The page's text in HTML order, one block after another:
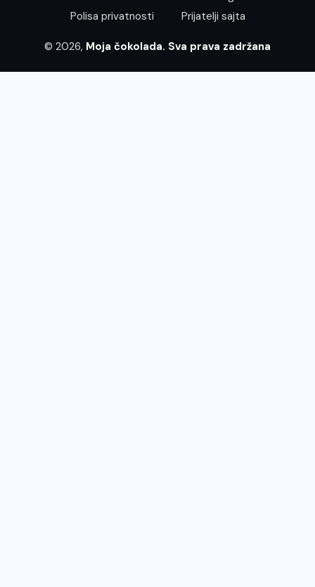
Polisa privatnosti
Prijatelji sajta
© 2026, Moja čokolada. Sva prava zadržana